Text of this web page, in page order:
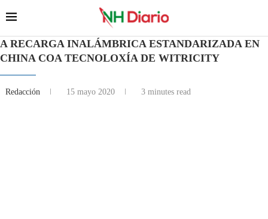
A RECARGA INALÁMBRICA ESTANDARIZADA EN
CHINA COA TECNOLOXÍA DE WITRICITY
Redacción 15 mayo 2020 3 minutes read